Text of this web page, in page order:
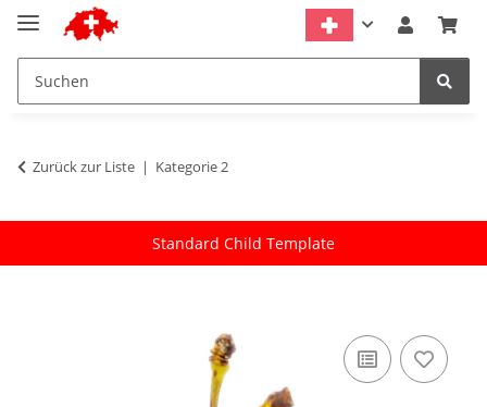
Zurück zur Liste Kategorie 2
Standard Child Template